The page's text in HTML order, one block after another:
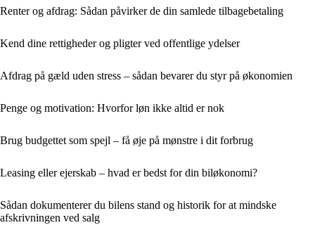
Renter og afdrag: Sådan påvirker de din samlede tilbagebetaling
Kend dine rettigheder og pligter ved offentlige ydelser
Afdrag på gæld uden stress – sådan bevarer du styr på økonomien
Penge og motivation: Hvorfor løn ikke altid er nok
Brug budgettet som spejl – få øje på mønstre i dit forbrug
Leasing eller ejerskab – hvad er bedst for din biløkonomi?
Sådan dokumenterer du bilens stand og historik for at mindske
afskrivningen ved salg